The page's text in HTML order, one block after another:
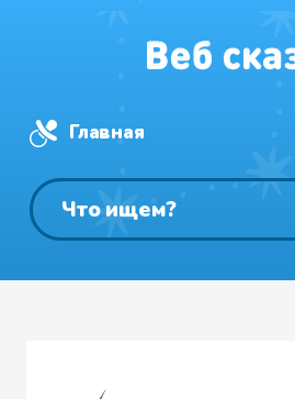
Главная